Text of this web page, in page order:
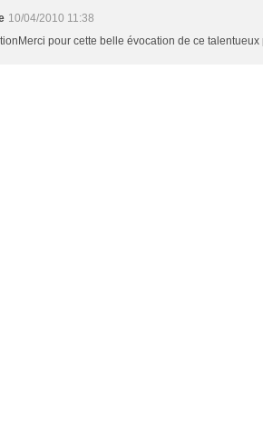
10/04/2010 11:38
pour cette belle évocation de ce